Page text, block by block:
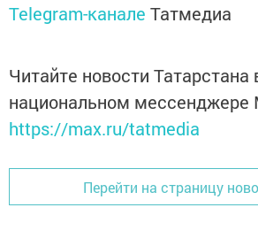
Telegram-канале Татмедиа
Читайте новости Татарстана
национальном мессенджере
https://max.ru/tatmedia
Перейти на страницу